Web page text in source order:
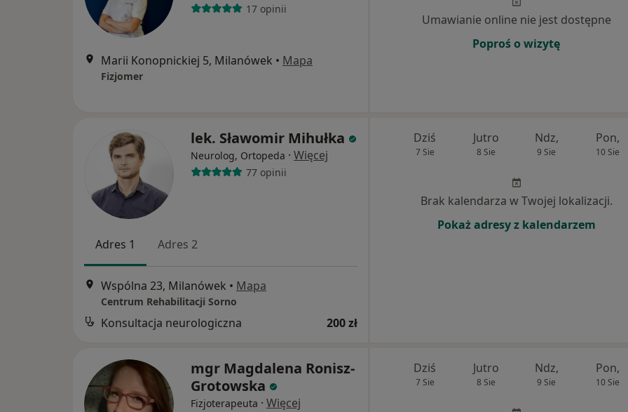
17 opinii
Marii Konopnickiej 5, Milanówek • Mapa
Fizjomer
Umawianie online nie jest dostępne
Poproś o wizytę
lek. Sławomir Mihułka
Neurolog, Ortopeda · Więcej
77 opinii
Adres 1 Adres 2
Wspólna 23, Milanówek • Mapa
Centrum Rehabilitacji Sorno
Konsultacja neurologiczna 200 zł
Dziś
7 Sie
Jutro
8 Sie
Ndz,
9 Sie
Pon,
10 Sie
Brak kalendarza w Twojej lokalizacji.
Pokaż adresy z kalendarzem
mgr Magdalena Ronisz-
Grotowska
Fizjoterapeuta · Więcej
Dziś
7 Sie
Jutro
8 Sie
Ndz,
9 Sie
Pon,
10 Sie